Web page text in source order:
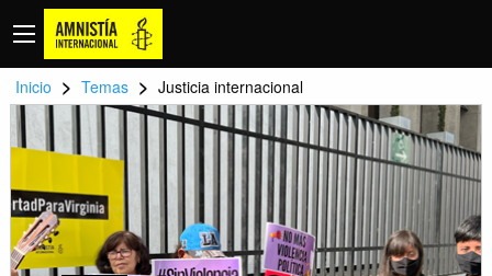
Inicio > Temas > Justicia internacional